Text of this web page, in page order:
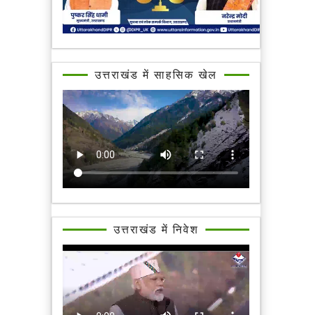
उत्तराखंड में साहसिक खेल
उत्तराखंड में निवेश